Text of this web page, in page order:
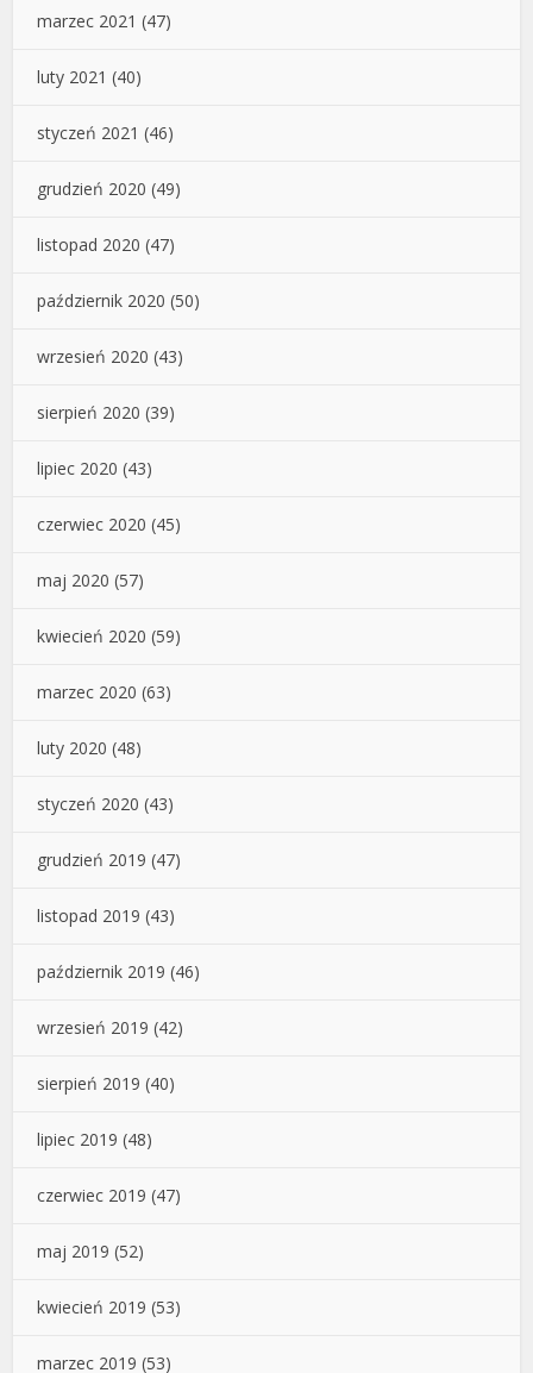
marzec 2021 (47)
luty 2021 (40)
styczeń 2021 (46)
grudzień 2020 (49)
listopad 2020 (47)
październik 2020 (50)
wrzesień 2020 (43)
sierpień 2020 (39)
lipiec 2020 (43)
czerwiec 2020 (45)
maj 2020 (57)
kwiecień 2020 (59)
marzec 2020 (63)
luty 2020 (48)
styczeń 2020 (43)
grudzień 2019 (47)
listopad 2019 (43)
październik 2019 (46)
wrzesień 2019 (42)
sierpień 2019 (40)
lipiec 2019 (48)
czerwiec 2019 (47)
maj 2019 (52)
kwiecień 2019 (53)
marzec 2019 (53)